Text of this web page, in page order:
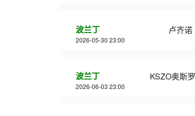
波兰丁
2026-05-30 23:00
卢齐诺
波兰丁
2026-06-03 23:00
KSZO奥斯